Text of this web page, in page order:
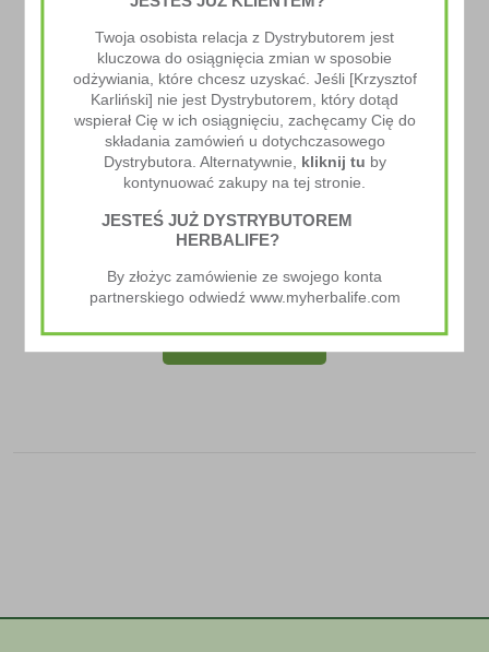
Bidon CR7 Drive
31.00zł
Twoja osobista relacja z Dystrybutorem jest
kluczowa do osiągnięcia zmian w sposobie
odżywiania, które chcesz uzyskać. Jeśli [Krzysztof
Karliński] nie jest Dystrybutorem, który dotąd
wspierał Cię w ich osiągnięciu, zachęcamy Cię do
składania zamówień u dotychczasowego
Dystrybutora. Alternatywnie, kliknij tu by
kontynuować zakupy na tej stronie.
JESTEŚ JUŻ DYSTRYBUTOREM
HERBALIFE?
By złożyc zamówienie ze swojego konta
partnerskiego odwiedź www.myherbalife.com